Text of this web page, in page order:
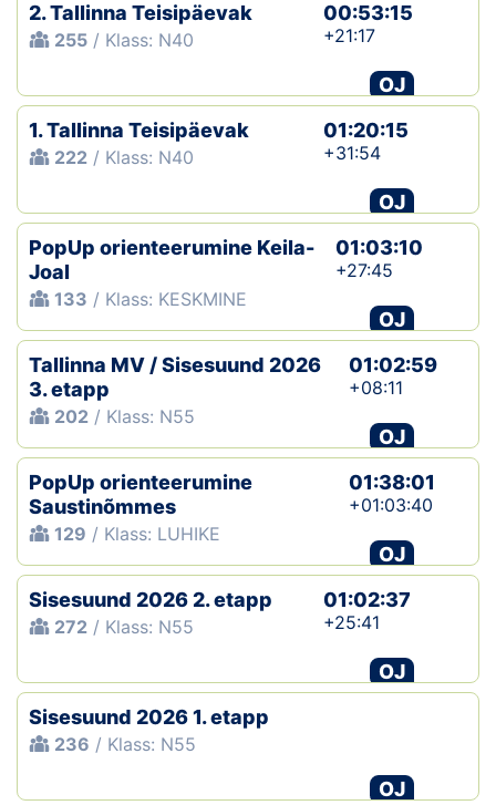
2. Tallinna Teisipäevak
255 / Klass: N40
00:53:15
+21:17
OJ
1. Tallinna Teisipäevak
222 / Klass: N40
01:20:15
+31:54
OJ
PopUp orienteerumine Keila-
Joal
133 / Klass: KESKMINE
01:03:10
+27:45
OJ
Tallinna MV / Sisesuund 2026
3. etapp
202 / Klass: N55
01:02:59
+08:11
OJ
PopUp orienteerumine
Saustinõmmes
129 / Klass: LUHIKE
01:38:01
+01:03:40
OJ
Sisesuund 2026 2. etapp
272 / Klass: N55
01:02:37
+25:41
OJ
Sisesuund 2026 1. etapp
236 / Klass: N55
OJ